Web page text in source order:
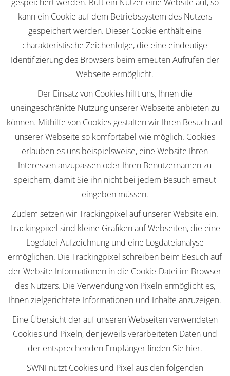
kann ein Cookie auf dem Betriebssystem des Nutzers
gespeichert werden. Dieser Cookie enthält eine
charakteristische Zeichenfolge, die eine eindeutige
Identifizierung des Browsers beim erneuten Aufrufen der
Webseite ermöglicht.
Der Einsatz von Cookies hilft uns, Ihnen die
uneingeschränkte Nutzung unserer Webseite anbieten zu
können. Mithilfe von Cookies gestalten wir Ihren Besuch auf
unserer Webseite so komfortabel wie möglich. Cookies
erlauben es uns beispielsweise, eine Website Ihren
Interessen anzupassen oder Ihren Benutzernamen zu
speichern, damit Sie ihn nicht bei jedem Besuch erneut
eingeben müssen.
Zudem setzen wir Trackingpixel auf unserer Website ein.
Trackingpixel sind kleine Grafiken auf Webseiten, die eine
Logdatei-Aufzeichnung und eine Logdateianalyse
ermöglichen. Die Trackingpixel schreiben beim Besuch auf
der Website Informationen in die Cookie-Datei im Browser
des Nutzers. Die Verwendung von Pixeln ermöglicht es,
Ihnen zielgerichtete Informationen und Inhalte anzuzeigen.
Eine Übersicht der auf unseren Webseiten verwendeten
Cookies und Pixeln, der jeweils verarbeiteten Daten und
der entsprechenden Empfänger finden Sie hier.
SWNI nutzt Cookies und Pixel aus den folgenden